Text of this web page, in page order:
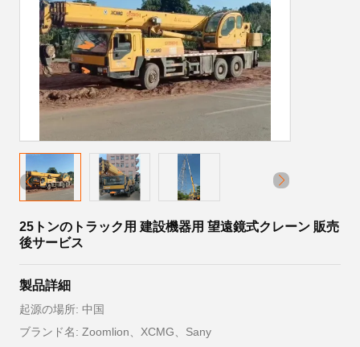
25トンのトラック用 建設機器用 望遠鏡式クレーン 販売
後サービス
製品詳細
起源の場所: 中国
ブランド名: Zoomlion、XCMG、Sany